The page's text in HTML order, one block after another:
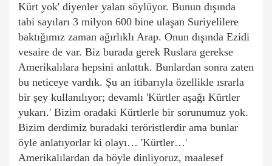
Kürt yok' diyenler yalan söylüyor. Bunun dışında
tabi sayıları 3 milyon 600 bine ulaşan Suriyelilere
baktığımız zaman ağırlıklı Arap. Onun dışında Ezidi
vesaire de var. Biz burada gerek Ruslara gerekse
Amerikalılara hepsini anlattık. Bunlardan sonra zaten
bu neticeye vardık. Şu an itibarıyla özellikle ısrarla
bir şey kullanılıyor; devamlı 'Kürtler aşağı Kürtler
yukarı.' Bizim oradaki Kürtlerle bir sorunumuz yok.
Bizim derdimiz buradaki teröristlerdir ama bunlar
öyle anlatıyorlar ki olayı… 'Kürtler…'
Amerikalılardan da böyle dinliyoruz, maalesef